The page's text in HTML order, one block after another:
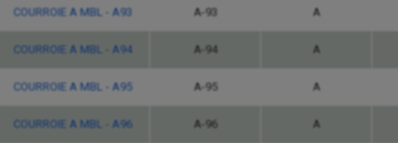
COURROIE A MBL - A93 A-93 A
COURROIE A MBL - A94 A-94 A
COURROIE A MBL - A95 A-95 A
COURROIE A MBL - A96 A-96 A